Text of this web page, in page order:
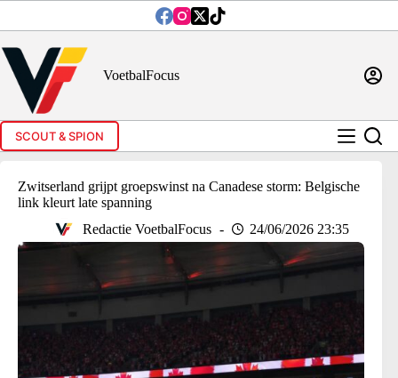
inhoud
VoetbalFocus
SCOUT & SPION
Zwitserland grijpt groepswinst na Canadese storm: Belgische
link kleurt late spanning
Redactie VoetbalFocus
24/06/2026 23:35